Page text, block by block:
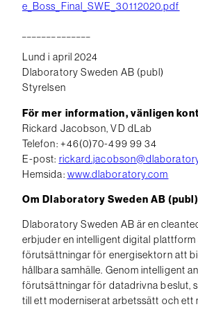
e_Boss_Final_SWE_30112020.pdf
Lund i april 2024
Dlaboratory Sweden AB (publ)
Styrelsen
För mer information, vänligen
Rickard Jacobson, VD dLab
Telefon: +46(0)70-499 99 34
E-post:
Hemsida: www.dlaboratory.com
Om Dlaboratory Sweden AB (publ)
Dlaboratory Sweden AB är en
erbjuder en intelligent digital
förutsättningar för energisektorn att
hållbara samhälle. Genom intelligent
förutsättningar för datadrivna beslut,
till ett moderniserat arbetssätt och ett